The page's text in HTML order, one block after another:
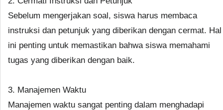
Sebelum mengerjakan soal, siswa harus membaca
instruksi dan petunjuk yang diberikan dengan cermat. Hal
ini penting untuk memastikan bahwa siswa memahami
tugas yang diberikan dengan baik.
3. Manajemen Waktu
Manajemen waktu sangat penting dalam menghadapi